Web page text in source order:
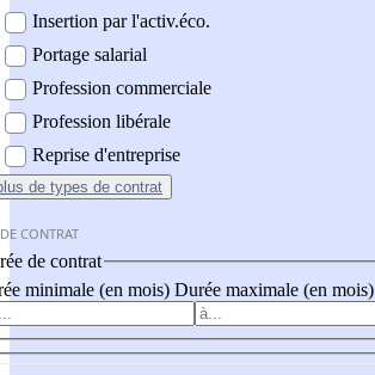
Insertion par l'activ.éco.
Portage salarial
Profession commerciale
Profession libérale
Reprise d'entreprise
de types de contrat
CONTRAT
de contrat
minimale (en mois) Durée maximale (en mois)